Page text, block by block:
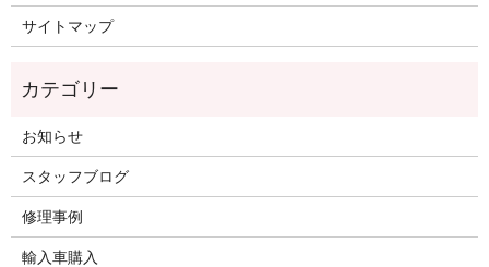
サイトマップ
お知らせ
スタッフブログ
修理事例
輸入車購入